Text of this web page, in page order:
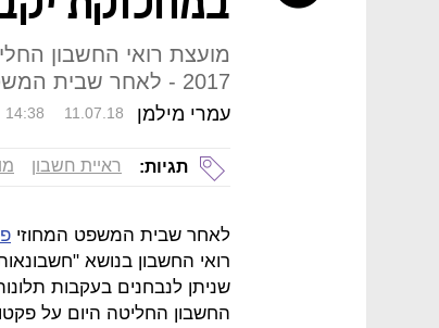
מועצת רואי החשבון
2017 - לאחר שבית המשפט המחוזי פסל את הפקטור הקודם
עמרי מילמן 14:38 11.07.18
תגיות: ראיית חשבון
לאחר שבית המשפט המחוזי
שניתן לנבחנים בעקבות